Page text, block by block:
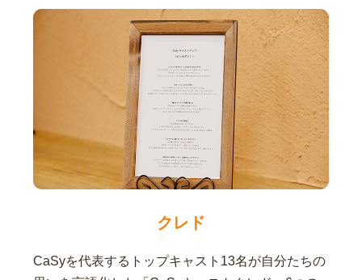
クレド
CaSyを代表するトップキャスト13名が自分たちの